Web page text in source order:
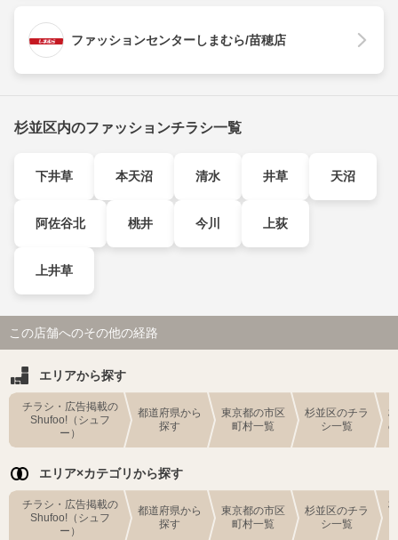
ファッションセンターしまむら/苗穂店
杉並区内のファッションチラシ一覧
下井草 本天沼 清水 井草 天沼
阿佐谷北 桃井 今川 上荻
上井草
この店舗へのその他の経路
エリアから探す
チラシ・広告掲載の
Shufoo!（シュフ
ー）
都道府県から
探す
東京都の市区
町村一覧
杉並区のチラ
シ一覧
エリア×カテゴリから探す
チラシ・広告掲載の
Shufoo!（シュフ
ー）
都道府県から
探す
東京都の市区
町村一覧
杉並区のチラ
シ一覧